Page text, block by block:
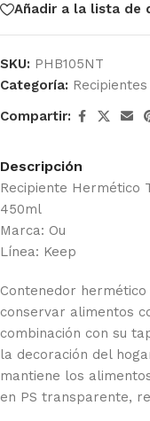
Añadir a la lista de
SKU: PHB105NT
Categoría: Recipientes
Compartir:
Descripción
Recipiente Hermético
450ml
Marca: Ou
Línea: Keep
Contenedor
conservar alimentos
combinación con su
la decoración del
mantiene los
en PS transparente,